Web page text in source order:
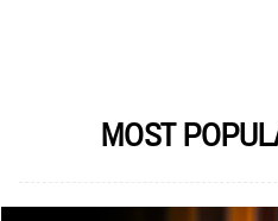
MOST